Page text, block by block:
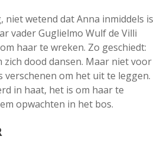
wetend dat Anna inmiddels is
vader Guglielmo Wulf de Villi
haar te wreken. Zo geschiedt:
zich dood dansen. Maar niet voor
verschenen om het uit te leggen.
in haat, het is om haar te
opwachten in het bos.